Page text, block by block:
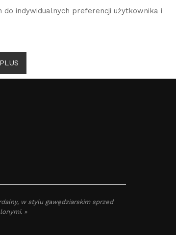
indywidualnych preferencji użytkownika i
PLUS
w stylu gawędziarskim sprzed
»